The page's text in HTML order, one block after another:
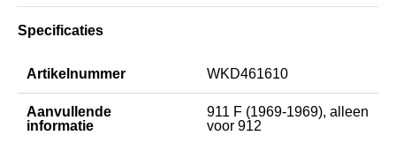
Specificaties
Artikelnummer WKD461610
Aanvullende
informatie
911 F (1969-1969), alleen
voor 912